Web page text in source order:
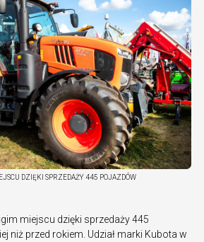
DZIĘKI SPRZEDAŻY 445 POJAZDÓW
miejscu dzięki sprzedaży 445
niż przed rokiem. Udział marki Kubota w